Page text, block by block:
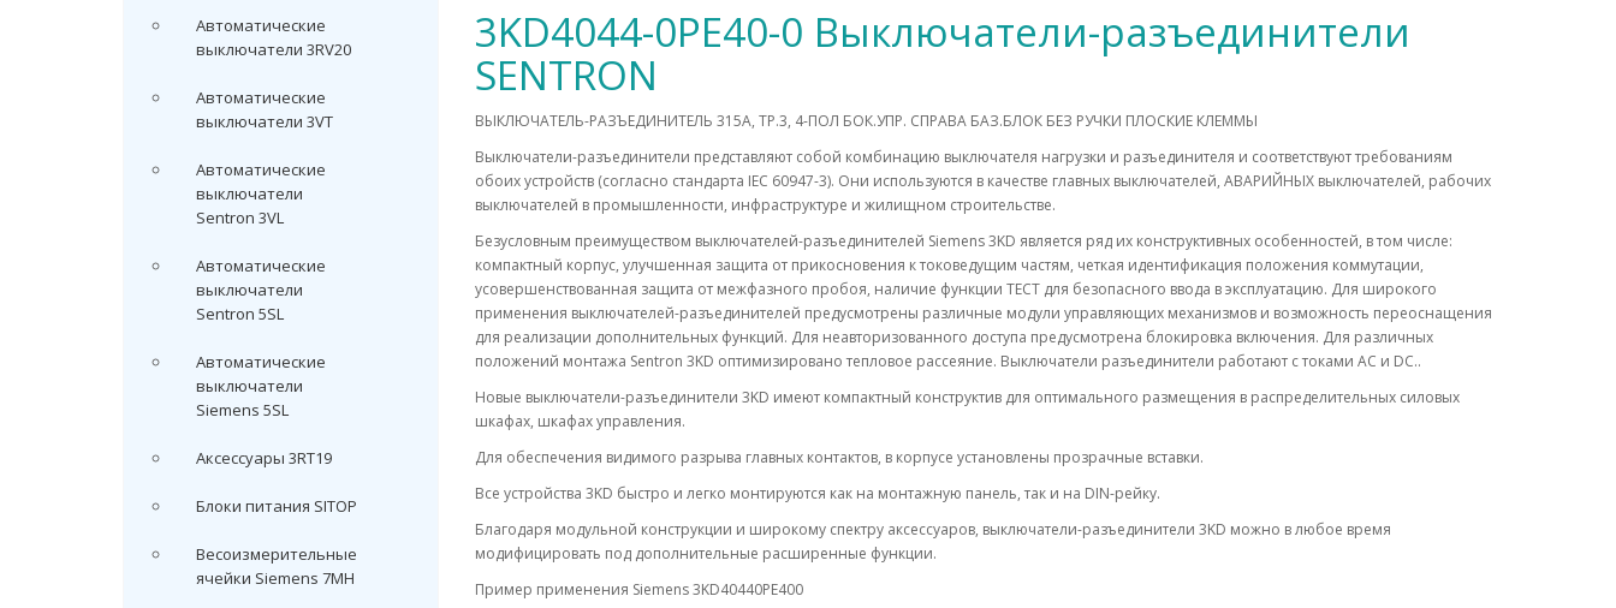
Автоматические
выключатели 3RV20
Автоматические
выключатели 3VT
Автоматические
выключатели
Sentron 3VL
Автоматические
выключатели
Sentron 5SL
Автоматические
выключатели
Siemens 5SL
Аксессуары 3RT19
Блоки питания SITOP
Весоизмерительные
ячейки Siemens 7MH
3KD4044-0PE40-0 Выключатели-разъединители
SENTRON
ВЫКЛЮЧАТЕЛЬ-РАЗЪЕДИНИТЕЛЬ 315A, ТР.3, 4-ПОЛ БОК.УПР. СПРАВА БАЗ.БЛОК БЕЗ РУЧКИ ПЛОСКИЕ КЛЕММЫ
Выключатели-разъединители представляют собой комбинацию выключателя нагрузки и разъединителя и соответствуют требованиям
обоих устройств (согласно стандарта IEC 60947-3). Они используются в качестве главных выключателей, АВАРИЙНЫХ выключателей, рабочих
выключателей в промышленности, инфраструктуре и жилищном строительстве.
Безусловным преимуществом выключателей-разъединителей Siemens 3KD является ряд их конструктивных особенностей, в том числе:
компактный корпус, улучшенная защита от прикосновения к токоведущим частям, четкая идентификация положения коммутации,
усовершенствованная защита от межфазного пробоя, наличие функции ТЕСТ для безопасного ввода в эксплуатацию. Для широкого
применения выключателей-разъединителей предусмотрены различные модули управляющих механизмов и возможность переоснащения
для реализации дополнительных функций. Для неавторизованного доступа предусмотрена блокировка включения. Для различных
положений монтажа Sentron 3KD оптимизировано тепловое рассеяние. Выключатели разъединители работают с токами AC и DC..
Новые выключатели-разъединители 3KD имеют компактный конструктив для оптимального размещения в распределительных силовых
шкафах, шкафах управления.
Для обеспечения видимого разрыва главных контактов, в корпусе установлены прозрачные вставки.
Все устройства 3KD быстро и легко монтируются как на монтажную панель, так и на DIN-рейку.
Благодаря модульной конструкции и широкому спектру аксессуаров, выключатели-разъединители 3KD можно в любое время
модифицировать под дополнительные расширенные функции.
Пример применения Siemens 3KD40440PE400